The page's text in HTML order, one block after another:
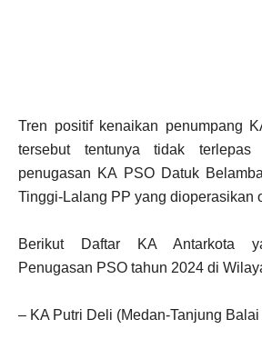
Tren positif kenaikan penumpang
tersebut tentunya tidak terlepas
penugasan KA PSO Datuk
Tinggi-Lalang PP yang dioperasikan
Berikut Daftar KA Antarkota
Penugasan PSO tahun 2024 di
– KA Putri Deli (Medan-Tanjung